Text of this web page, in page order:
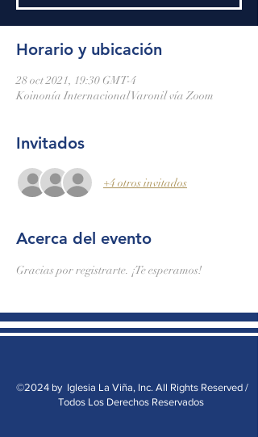
Horario y ubicación
28 oct 2021, 19:30 GMT-4
Koinonía Internacional Varonil vía Zoom
Invitados
+4 otros invitados
Acerca del evento
Gracias por registrarte. ¡Te esperamos!
©2024 by Iglesia La Viña, Inc. All Rights Reserved /
Todos Los Derechos Reservados